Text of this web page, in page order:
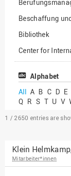
Beschaffung
Bibliothek
Center for
Mobility
Center for
eLearning
EU-Büro
Fakultät
Alphabet
All A B C D E
Q R S T U V
1 / 2650 entries are
Klein
Mitarbeiter*innen